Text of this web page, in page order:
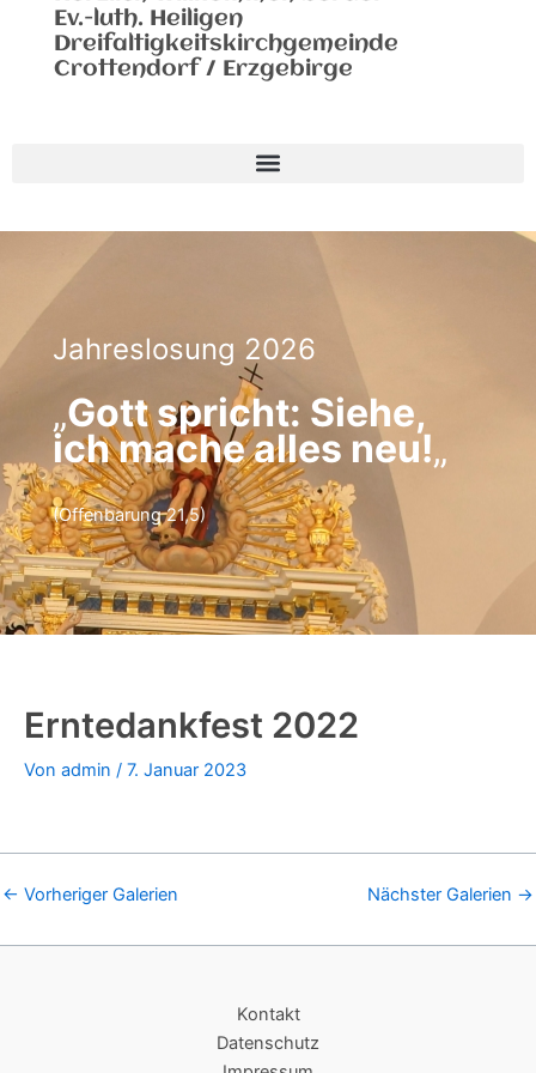
Ev.-luth. Heiligen
Dreifaltigkeitskirchgemeinde
Crottendorf / Erzgebirge
Jahreslosung 2026
„Gott spricht: Siehe,
ich mache alles neu!„
(Offenbarung 21,5)
Erntedankfest 2022
Von admin / 7. Januar 2023
← Vorheriger Galerien Nächster Galerien →
Kontakt
Datenschutz